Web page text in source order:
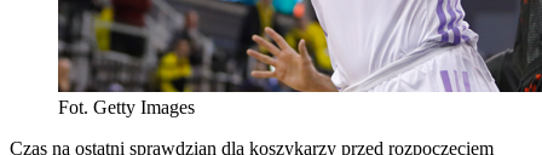
Fot. Getty Images
Czas na ostatni sprawdzian dla koszykarzy przed rozpoczęciem